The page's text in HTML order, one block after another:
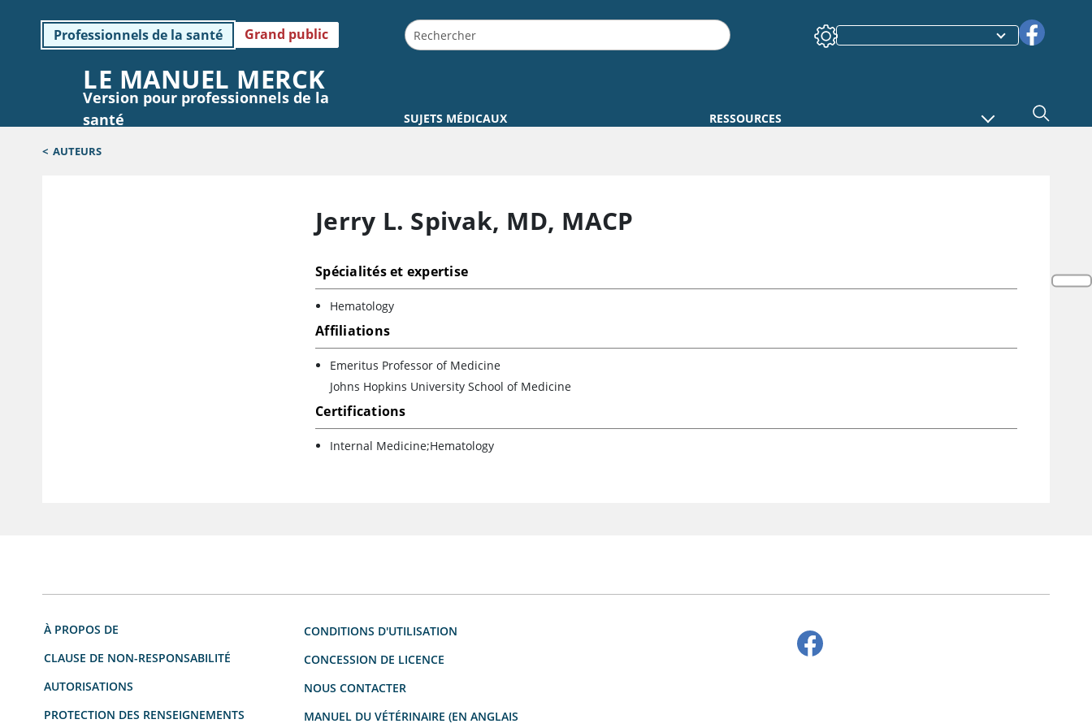
Professionnels de la santé Grand public
LE MANUEL MERCK
Version pour professionnels de la
santé
SUJETS MÉDICAUX RESSOURCES
< AUTEURS
Jerry L. Spivak, MD, MACP
Spécialités et expertise
Hematology
Affiliations
Emeritus Professor of Medicine
Johns Hopkins University School of Medicine
Certifications
Internal Medicine;Hematology
À PROPOS DE
CLAUSE DE NON-RESPONSABILITÉ
AUTORISATIONS
PROTECTION DES RENSEIGNEMENTS
CONDITIONS D'UTILISATION
CONCESSION DE LICENCE
NOUS CONTACTER
MANUEL DU VÉTÉRINAIRE (EN ANGLAIS